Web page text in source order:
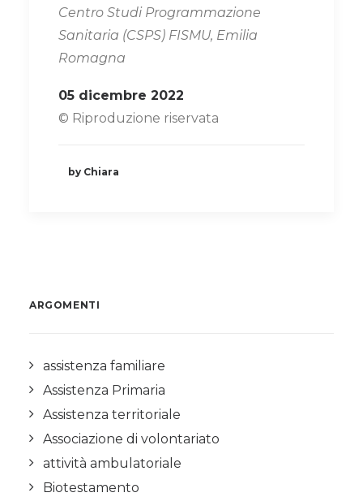
Centro Studi Programmazione
Sanitaria (CSPS) FISMU, Emilia
Romagna
05 dicembre 2022
© Riproduzione riservata
by Chiara
ARGOMENTI
assistenza familiare
Assistenza Primaria
Assistenza territoriale
Associazione di volontariato
attività ambulatoriale
Biotestamento